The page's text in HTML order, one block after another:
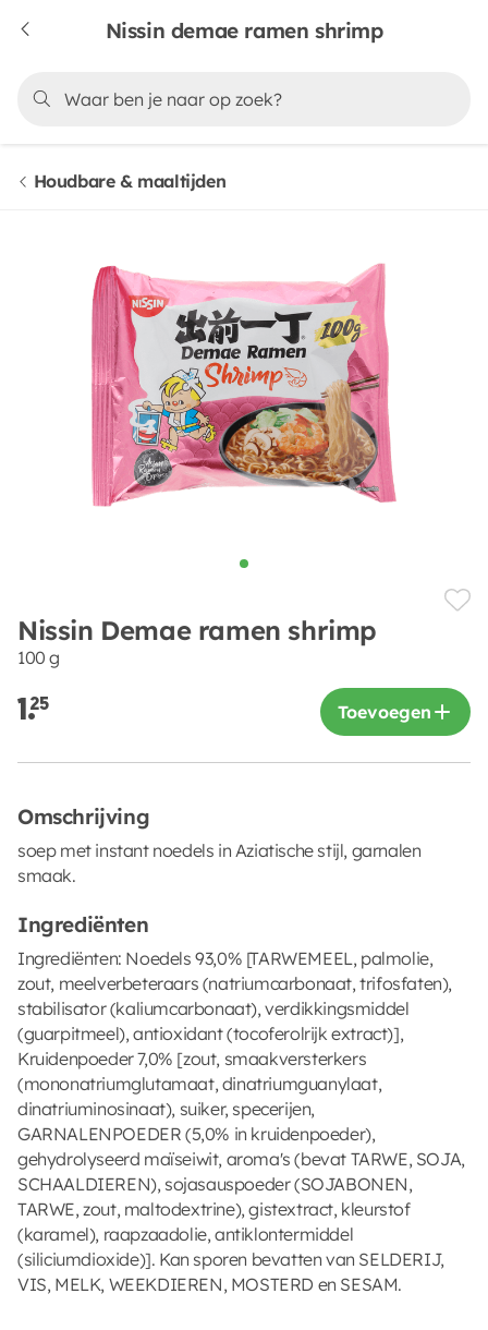
Nissin demae ramen shrimp
Houdbare & maaltijden
Nissin Demae ramen shrimp
100 g
1.25 Toevoegen
Omschrijving
soep met instant noedels in Aziatische stijl, garnalen
smaak.
Ingrediënten
Ingrediënten: Noedels 93,0% [TARWEMEEL, palmolie,
zout, meelverbeteraars (natriumcarbonaat, trifosfaten),
stabilisator (kaliumcarbonaat), verdikkingsmiddel
(guarpitmeel), antioxidant (tocoferolrijk extract)],
Kruidenpoeder 7,0% [zout, smaakversterkers
(mononatriumglutamaat, dinatriumguanylaat,
dinatriuminosinaat), suiker, specerijen,
GARNALENPOEDER (5,0% in kruidenpoeder),
gehydrolyseerd maïseiwit, aroma's (bevat TARWE, SOJA,
SCHAALDIEREN), sojasauspoeder (SOJABONEN,
TARWE, zout, maltodextrine), gistextract, kleurstof
(karamel), raapzaadolie, antiklontermiddel
(siliciumdioxide)]. Kan sporen bevatten van SELDERIJ,
VIS, MELK, WEEKDIEREN, MOSTERD en SESAM.